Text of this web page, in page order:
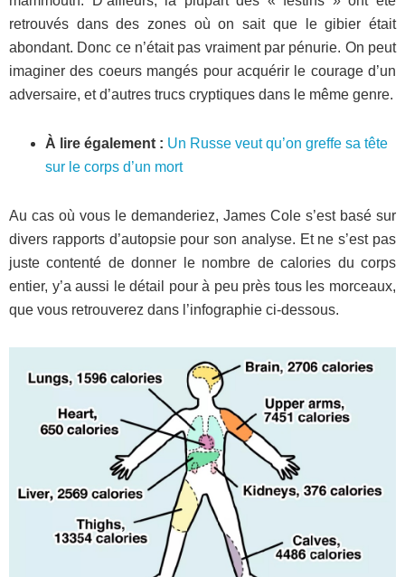
retrouvés dans des zones où on sait que le gibier était
abondant. Donc ce n’était pas vraiment par pénurie. On peut
imaginer des coeurs mangés pour acquérir le courage d’un
adversaire, et d’autres trucs cryptiques dans le même genre.
À lire également : Un Russe veut qu’on greffe sa tête
sur le corps d’un mort
Au cas où vous le demanderiez, James Cole s’est basé sur
divers rapports d’autopsie pour son analyse. Et ne s’est pas
juste contenté de donner le nombre de calories du corps
entier, y’a aussi le détail pour à peu près tous les morceaux,
que vous retrouverez dans l’infographie ci-dessous.